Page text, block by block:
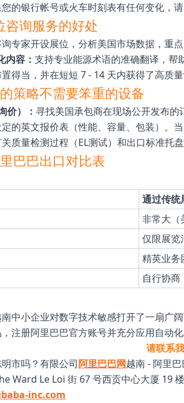
的银行帐号或火车时刻表有任何变化，
咨询服务的好处
专家开设展位，分析美国市场数据，重
内容： 支持专业能源术语的准确翻译，帮
得当，并在短短 7 - 14 天内获得了高质量
策略不需要笨重的设备
价）： 寻找美国承包商在现场公开发布的
的英文报价表（性能、容量、包装）。
质量检测过程（EL测试）和出口标准托
巴巴出口对比表
通过传统
非常大（
仅限展览
精英业务
自行协商
中小企业对数字技术敏感打开了一扇广阔
注册阿里巴巴官方账号并充分应用自动
请联系
市吗？有限公司阿里巴巴网越南 - 阿里
Ward Le Loi 街 67 号西贡中心大厦 19 楼
inc.com